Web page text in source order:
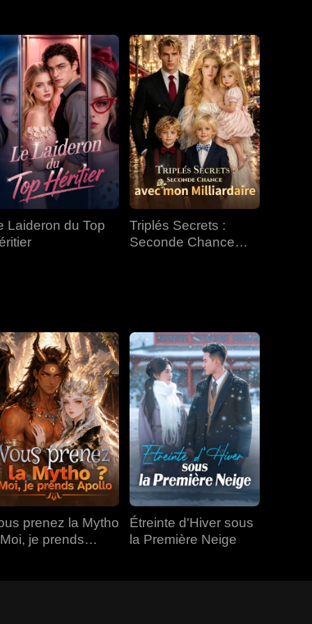
EP 34 EP 35 EP 36
EP 37 EP 38 EP 39
EP 40
Laideron du Top
Triplés Secrets :
Seconde Chance
prenez la Mytho
je prends
Étreinte d'Hiver sous
la Première Neige